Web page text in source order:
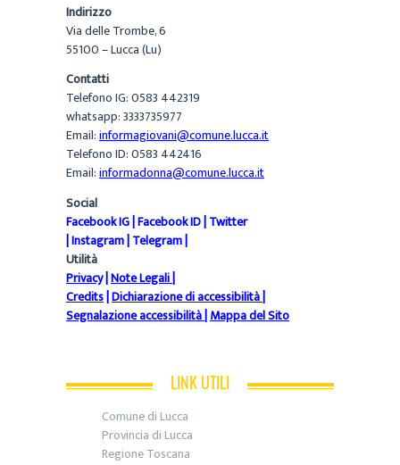
Indirizzo
Via delle Trombe, 6
55100 – Lucca (Lu)
Contatti
Telefono IG: 0583 442319
whatsapp: 3333735977
Email:informagiovani@comune.lucca.it
Telefono ID: 0583 442416
Email:informadonna@comune.lucca.it
Social
Facebook IG|Facebook ID|Twitter
|Instagram|Telegram|
Utilità
Privacy|Note Legali|
Credits|Dichiarazione di accessibilità|
Segnalazione accessibilità|Mappa del Sito
LINK UTILI
Comune di Lucca
Provincia di Lucca
Regione Toscana